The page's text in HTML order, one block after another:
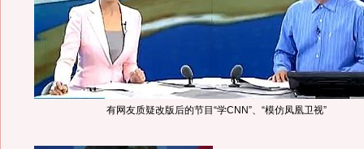
有网友质疑改版后的节目“学CNN”、“模仿凤凰卫视”